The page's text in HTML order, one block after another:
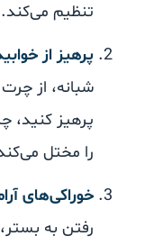
تنظیم می‌کند.
پرهیز از
شبانه، از چرت
پرهیز کنید،
را مختل می‌کند.
خوراکی‌های
رفتن به